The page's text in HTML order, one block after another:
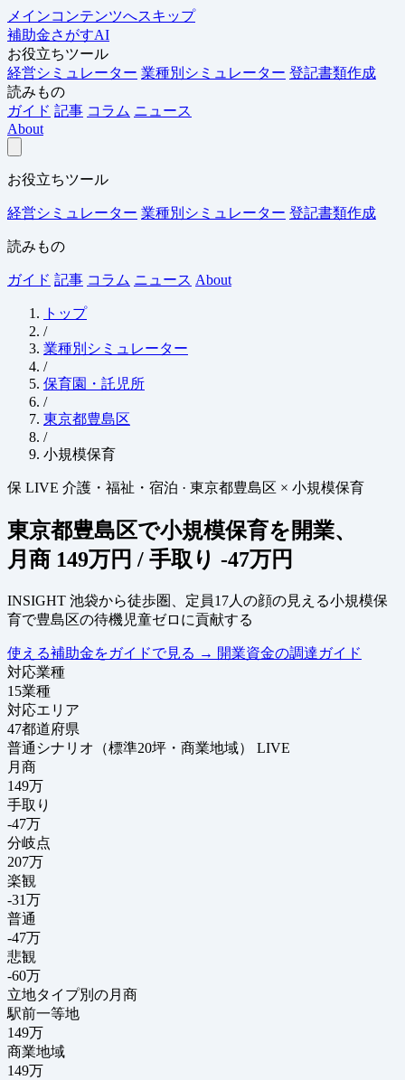
メインコンテンツへスキップ
補助金さがすAI
お役立ちツール
経営シミュレーター 業種別シミュレーター 登記書類作成
読みもの
ガイド 記事 コラム ニュース
About
お役立ちツール
経営シミュレーター 業種別シミュレーター 登記書類作成
読みもの
ガイド 記事 コラム ニュース About
トップ
/
業種別シミュレーター
/
保育園・託児所
/
東京都豊島区
/
小規模保育
保 LIVE 介護・福祉・宿泊 · 東京都豊島区 × 小規模保育
東京都豊島区で小規模保育を開業、
月商 149万円 / 手取り -47万円
INSIGHT 池袋から徒歩圏、定員17人の顔の見える小規模保
育で豊島区の待機児童ゼロに貢献する
使える補助金をガイドで見る → 開業資金の調達ガイド
対応業種
15業種
対応エリア
47都道府県
普通シナリオ（標準20坪・商業地域）
LIVE
月商
149万
手取り
-47万
分岐点
207万
楽観
-31万
普通
-47万
悲観
-60万
立地タイプ別の月商
駅前一等地
149万
商業地域
149万